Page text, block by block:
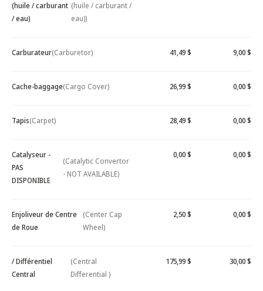
(huile / carburant
/ eau)
(huile / carburant /
eau))
Carburateur(Carburetor) 41,49 $ 9,00 $
Cache-baggage(Cargo Cover) 26,99 $ 0,00 $
Tapis(Carpet) 28,49 $ 0,00 $
Catalyseur -
PAS
DISPONIBLE
(Catalytic Convertor
- NOT AVAILABLE)
0,00 $ 0,00 $
Enjoliveur de Centre
de Roue
(Center Cap
Wheel)
2,50 $ 0,00 $
/ Différentiel
Central
(Central
Differential )
175,99 $ 30,00 $